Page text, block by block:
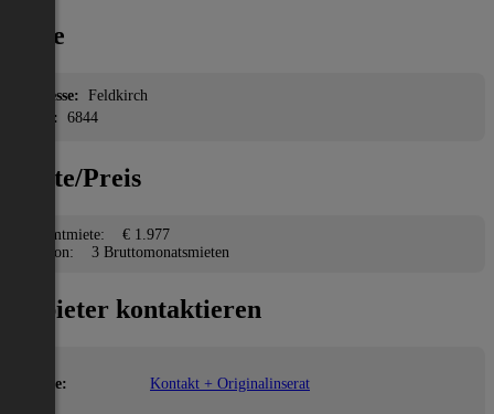
Lage
Adresse: Feldkirch
PLZ:
6844
Miete/Preis
Gesamtmiete:
€ 1.977
Kaution:
3 Bruttomonatsmieten
Anbieter kontaktieren
Name: Kontakt + Originalinserat